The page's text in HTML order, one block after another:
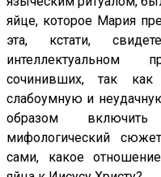
яйце, которое Мария
эта, кстати,
сочинивших, так как
слабоумную и
образом
мифологический
сами, какое